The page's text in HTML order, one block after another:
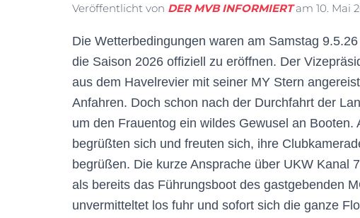
Veröffentlicht von DER MVB INFORMIERTam 10. Mai
Die Wetterbedingungen waren am Samstag
die Saison 2026 offiziell zu eröffnen. Der
aus dem Havelrevier mit seiner MY Stern
Anfahren. Doch schon nach der Durchfahrt der
um den Frauentog ein wildes Gewusel an
begrüßten sich und freuten sich, ihre
begrüßen. Die kurze Ansprache über UKW Kanal
als bereits das Führungsboot des gastgebenden
unvermitteltet los fuhr und sofort sich die ganze